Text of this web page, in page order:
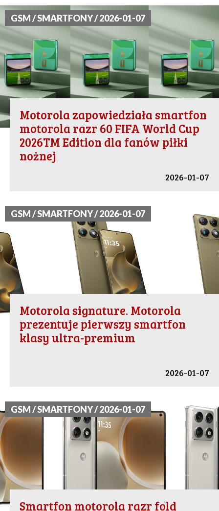
GSM / SMARTFONY / 2026-01-07
Motorola zapowiedziała smartfon
motorola razr 60 FIFA World Cup
2026TM Edition dla fanów piłki
nożnej
2026-01-07
GSM / SMARTFONY / 2026-01-07
Motorola signature. Motorola
prezentuje pierwszy smartfon
klasy ultra-premium
2026-01-07
GSM / SMARTFONY / 2026-01-07
Smartfon motorola razr fold